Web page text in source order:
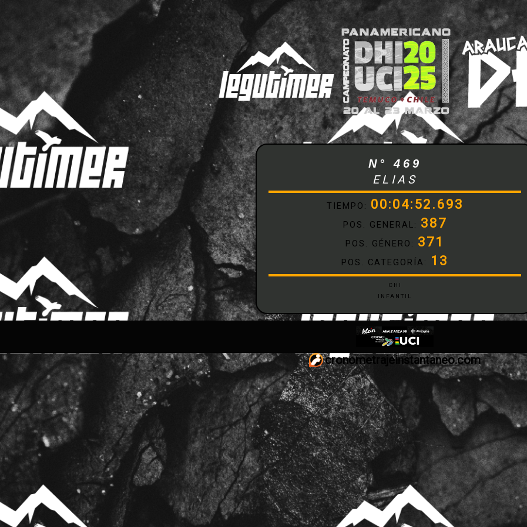
N° 469
ELIAS
TIEMPO: 00:04:52.693
POS. GENERAL: 387
POS. GÉNERO: 371
POS. CATEGORÍA: 13
CHI
INFANTIL
cronometrajeinstantaneo.com